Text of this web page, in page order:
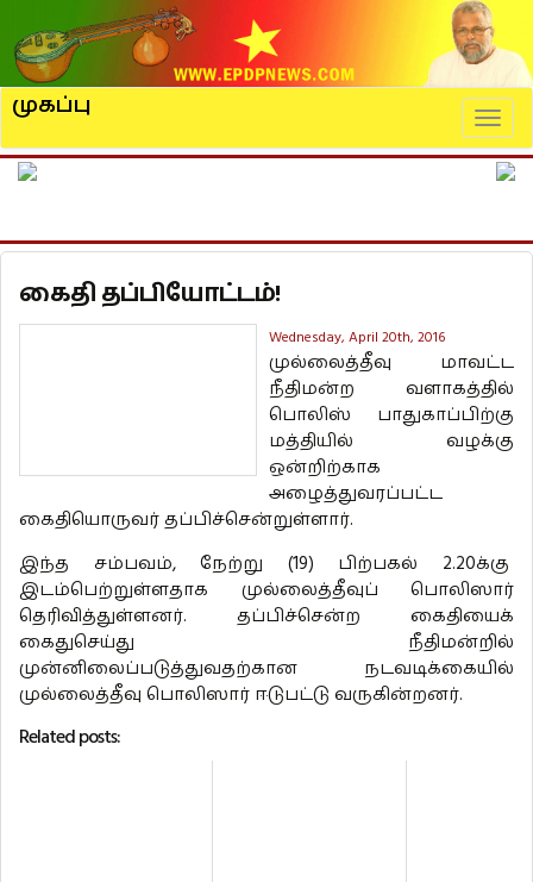
முகப்பு
கைதி தப்பியோட்டம்!
Wednesday, April 20th, 2016
முல்லைத்தீவு மாவட்ட
நீதிமன்ற வளாகத்தில்
பொலிஸ் பாதுகாப்பிற்கு
மத்தியில் வழக்கு
ஒன்றிற்காக
அழைத்துவரப்பட்ட
கைதியொருவர் தப்பிச்சென்றுள்ளார்.
இந்த சம்பவம், நேற்று (19) பிற்பகல் 2.20க்கு
இடம்பெற்றுள்ளதாக முல்லைத்தீவுப் பொலிஸார்
தெரிவித்துள்ளனர். தப்பிச்சென்ற கைதியைக்
கைதுசெய்து நீதிமன்றில்
முன்னிலைப்படுத்துவதற்கான நடவடிக்கையில்
முல்லைத்தீவு பொலிஸார் ஈடுபட்டு வருகின்றனர்.
Related posts: